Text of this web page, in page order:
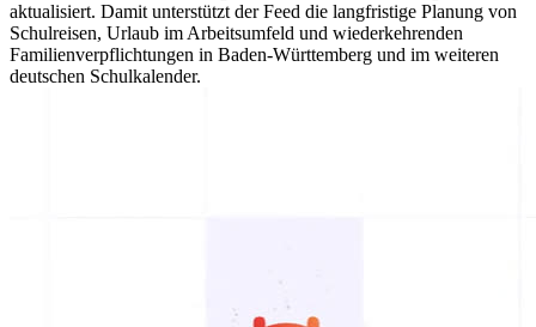
aktualisiert. Damit unterstützt der Feed die langfristige Planung von
Schulreisen, Urlaub im Arbeitsumfeld und wiederkehrenden
Familienverpflichtungen in Baden-Württemberg und im weiteren
deutschen Schulkalender.